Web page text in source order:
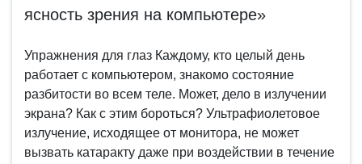
ясность зрения на компьютере»
Упражнения для глаз Каждому, кто целый день
работает с компьютером, знакомо состояние
разбитости во всем теле. Может, дело в излучении
экрана? Как с этим бороться? Ультрафиолетовое
излучение, исходящее от монитора, не может
вызвать катаракту даже при воздействии в течение